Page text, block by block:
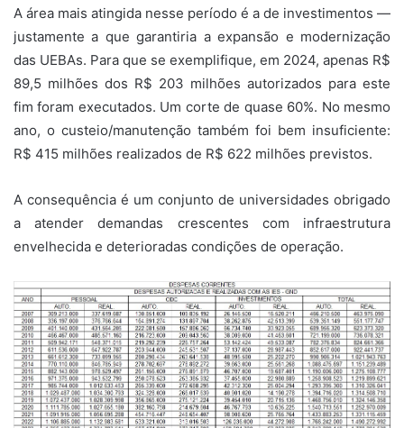
A área mais atingida nesse período é a de investimentos —
justamente a que garantiria a expansão e modernização
das UEBAs. Para que se exemplifique, em 2024, apenas R$
89,5 milhões dos R$ 203 milhões autorizados para este
fim foram executados. Um corte de quase 60%. No mesmo
ano, o custeio/manutenção também foi bem insuficiente:
R$ 415 milhões realizados de R$ 622 milhões previstos.
A consequência é um conjunto de universidades obrigado
a atender demandas crescentes com infraestrutura
envelhecida e deterioradas condições de operação.